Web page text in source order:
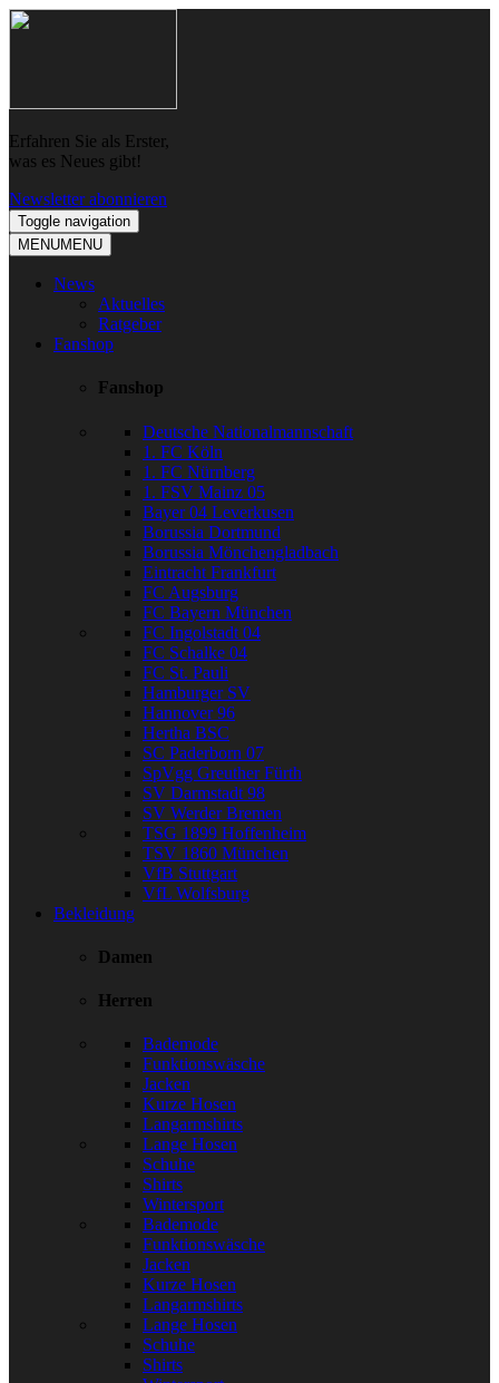
Skip
Skip
Erfahren Sie als Erster,
was es Neues gibt!
Newsletter abonnieren
Toggle navigation
MENUMENU
News
Aktuelles
Ratgeber
Fanshop
Fanshop
Deutsche Nationalmannschaft
1. FC Köln
1. FC Nürnberg
1. FSV Mainz 05
Bayer 04 Leverkusen
Borussia Dortmund
Borussia Mönchengladbach
Eintracht Frankfurt
FC Augsburg
FC Bayern München
FC Ingolstadt 04
FC Schalke 04
FC St. Pauli
Hamburger SV
Hannover 96
Hertha BSC
SC Paderborn 07
SpVgg Greuther Fürth
SV Darmstadt 98
SV Werder Bremen
TSG 1899 Hoffenheim
TSV 1860 München
VfB Stuttgart
VfL Wolfsburg
Bekleidung
Damen
Herren
Bademode
Funktionswäsche
Jacken
Kurze Hosen
Langarmshirts
Lange Hosen
Schuhe
Shirts
Wintersport
Bademode
Funktionswäsche
Jacken
Kurze Hosen
Langarmshirts
Lange Hosen
Schuhe
Shirts